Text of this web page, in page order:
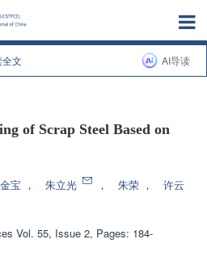
文 AI导读
of Scrap Steel Based on
宝 ， 朱立光 ， 朱荣 ，
许云
Vol. 55, Issue 2, Pages: 184-